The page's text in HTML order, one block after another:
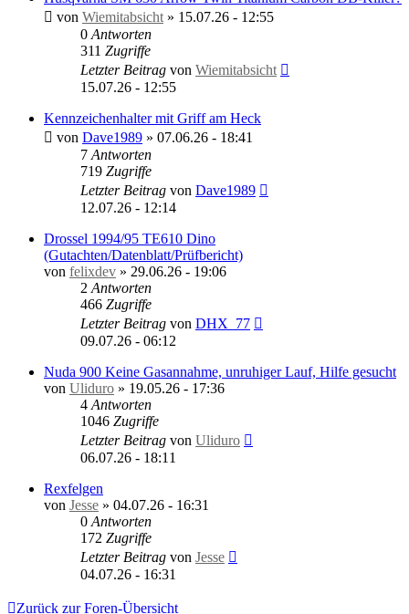
von Wiemitabsicht » 15.07.26 - 12:55
0 Antworten
311 Zugriffe
Letzter Beitrag von Wiemitabsicht
15.07.26 - 12:55
Kennzeichenhalter mit Griff am Heck
von Dave1989 » 07.06.26 - 18:41
7 Antworten
719 Zugriffe
Letzter Beitrag von Dave1989
12.07.26 - 12:14
Drossel 1994/95 TE610 Dino
(Gutachten/Datenblatt/Prüfbericht)
von felixdev » 29.06.26 - 19:06
2 Antworten
466 Zugriffe
Letzter Beitrag von DHX_77
09.07.26 - 06:12
Nuda 900 Keine Gasannahme, unruhiger Lauf, Hilfe gesucht
von Uliduro » 19.05.26 - 17:36
4 Antworten
1046 Zugriffe
Letzter Beitrag von Uliduro
06.07.26 - 18:11
Rexfelgen
von Jesse » 04.07.26 - 16:31
0 Antworten
172 Zugriffe
Letzter Beitrag von Jesse
04.07.26 - 16:31
Zurück zur Foren-Übersicht